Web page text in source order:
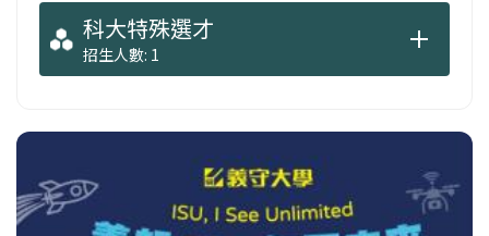
科大特殊選才
招生人數: 1